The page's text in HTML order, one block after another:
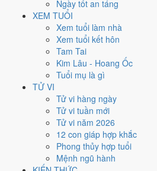
Ngày tốt an táng
XEM TUỔI
Xem tuổi làm nhà
Xem tuổi kết hôn
Tam Tai
Kim Lâu - Hoang Ốc
Tuổi mụ là gì
TỬ VI
Tử vi hàng ngày
Tử vi tuần mới
Tử vi năm 2026
12 con giáp hợp khắc
Phong thủy hợp tuổi
Mệnh ngũ hành
Bính Tý
Bính Ngọ
Ngày Ất Mùi có TrựcKiến(ngày khởi sự,
. Điểm trung bình 7 việc
, cần thận trọng với các quyết định
Hợi, Mão, Ngọhợp ngày; tuổi
Ngày 20/7/2026 chỉ đạt